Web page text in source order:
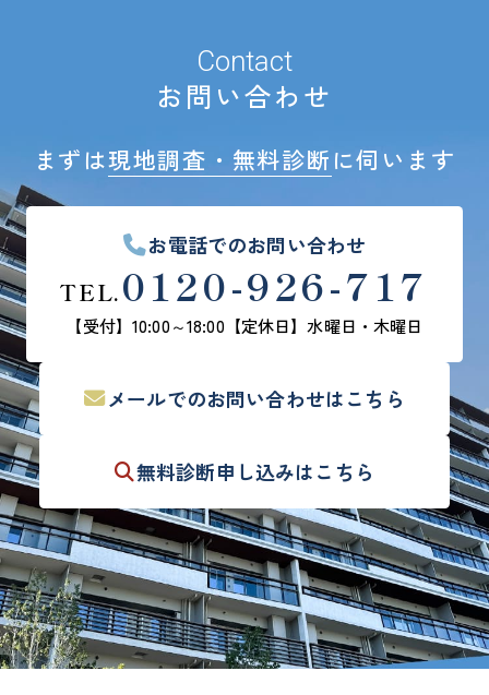
Contact
お問い合わせ
まずは現地調査・無料診断 に伺います
お電話でのお問い合わせ
TEL.0120-926-717
【受付】10:00～18:00 【定休日】水曜日・木曜日
メールでのお問い合わせはこちら
無料診断申し込みはこちら